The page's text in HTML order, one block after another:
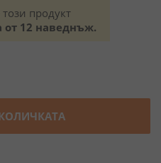
продукт
от 12 наведнъж.